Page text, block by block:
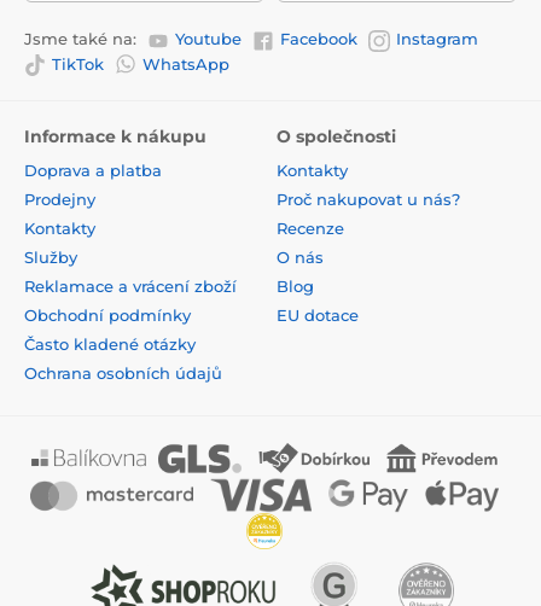
Jsme také na: Youtube Facebook
Instagram
TikTok
WhatsApp
Informace k nákupu
Doprava a platba
Prodejny
Kontakty
Služby
Reklamace a vrácení zboží
Obchodní podmínky
Často kladené otázky
Ochrana osobních údajů
O společnosti
Kontakty
Proč nakupovat u nás?
Recenze
O nás
Blog
EU dotace